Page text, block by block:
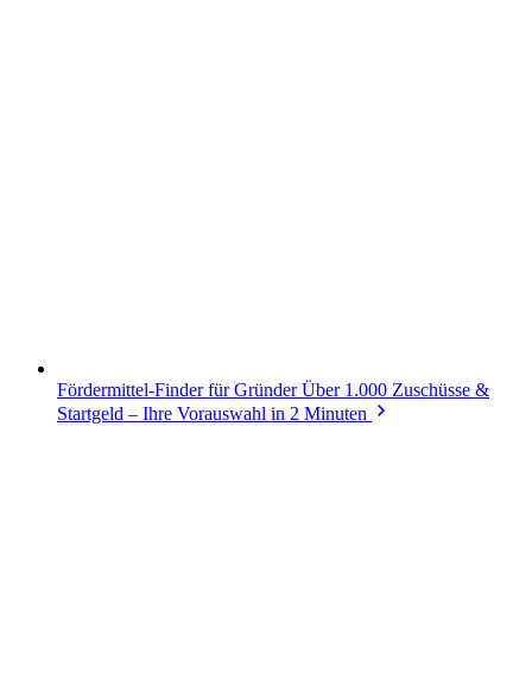
Fördermittel-Finder für Gründer Über 1.000 Zuschüsse &
Startgeld – Ihre Vorauswahl in 2 Minuten